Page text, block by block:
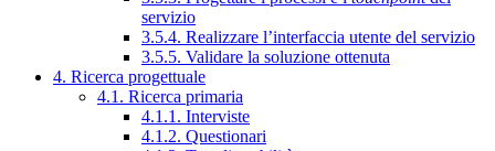
servizio
3.5.4. Realizzare l’interfaccia utente del servizio
3.5.5. Validare la soluzione ottenuta
4. Ricerca progettuale
4.1. Ricerca primaria
4.1.1. Interviste
4.1.2. Questionari